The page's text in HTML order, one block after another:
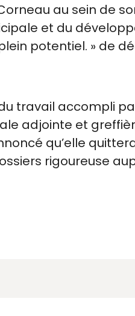
au sein de
et du
potentiel. » de
travail accompli
adjointe et
qu’elle
rigoureuse